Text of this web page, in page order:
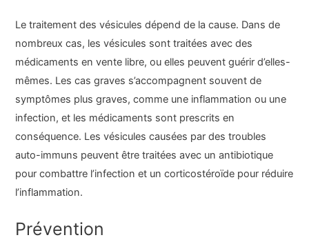
Le traitement des vésicules dépend de la cause. Dans de
nombreux cas, les vésicules sont traitées avec des
médicaments en vente libre, ou elles peuvent guérir d’elles-
mêmes. Les cas graves s’accompagnent souvent de
symptômes plus graves, comme une inflammation ou une
infection, et les médicaments sont prescrits en
conséquence. Les vésicules causées par des troubles
auto-immuns peuvent être traitées avec un antibiotique
pour combattre l’infection et un corticostéroïde pour réduire
l’inflammation.
Prévention